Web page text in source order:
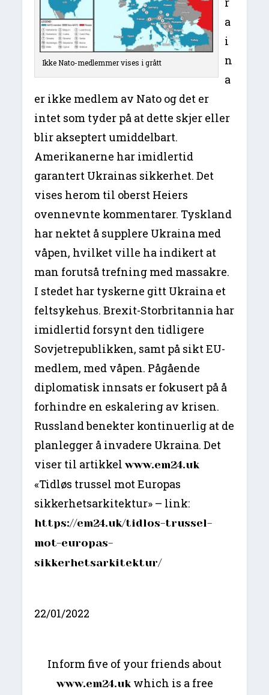
Ikke Nato-medlemmer vises i grått
a
i
n
a
er ikke medlem av Nato og det er
intet som tyder på at dette skjer eller
blir akseptert umiddelbart.
Amerikanerne har imidlertid
garantert Ukrainas sikkerhet. Det
vises herom til oberst Heiers
ovennevnte kommentarer. Tyskland
har nektet å supplere Ukraina med
våpen, hvilket ville ha indikert at
man forutså trefning med massakre.
I stedet har tyskerne gitt Ukraina et
feltsykehus. Brexit-Storbritannia har
imidlertid forsynt den tidligere
Sovjetrepublikken, samt på sikt EU-
medlem, med våpen. Pågående
diplomatisk innsats er fokusert på å
forhindre en eskalering av krisen.
Russland benekter kontinuerlig at de
planlegger å invadere Ukraina. Det
viser til artikkelwww.em24.uk
«Tidløs trussel mot Europas
sikkerhetsarkitektur» – link:
https://em24.uk/tidlos-trussel-
mot-europas-
sikkerhetsarkitektur/
22/01/2022
Inform five of your friends about
www.em24.ukwhich is a free